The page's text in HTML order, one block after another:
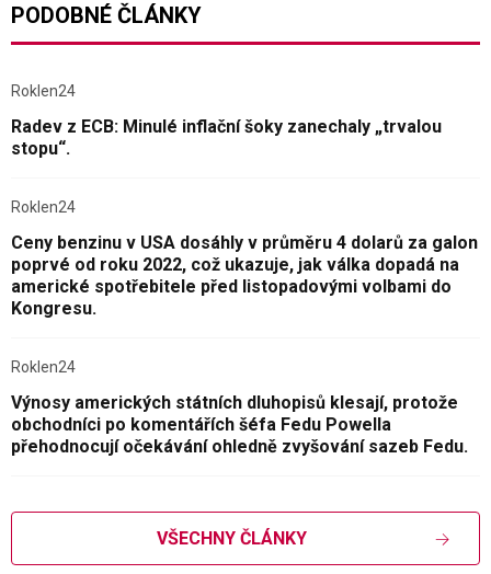
PODOBNÉ ČLÁNKY
Roklen24
Radev z ECB: Minulé inflační šoky zanechaly „trvalou
stopu“.
Roklen24
Ceny benzinu v USA dosáhly v průměru 4 dolarů za galon
poprvé od roku 2022, což ukazuje, jak válka dopadá na
americké spotřebitele před listopadovými volbami do
Kongresu.
Roklen24
Výnosy amerických státních dluhopisů klesají, protože
obchodníci po komentářích šéfa Fedu Powella
přehodnocují očekávání ohledně zvyšování sazeb Fedu.
VŠECHNY ČLÁNKY